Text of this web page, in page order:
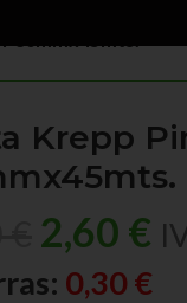
Krepp
2,60 €
0,30 €